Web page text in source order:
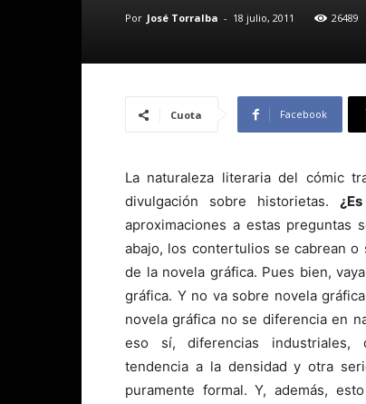
Por José Torralba - 18 julio, 2011 26489
Cuota Facebook
La naturaleza literaria del cómic
divulgación sobre historietas.
aproximaciones a estas preguntas
abajo, los contertulios se cabrean
de la novela gráfica. Pues bien,
gráfica. Y no va sobre novela
novela gráfica no se diferencia en
eso sí, diferencias industriales,
tendencia a la densidad y otra
puramente formal. Y, además,